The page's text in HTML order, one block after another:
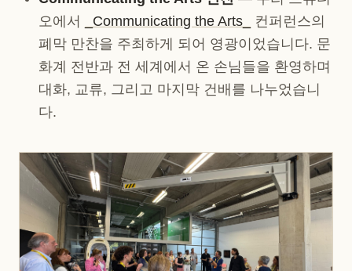
오에서
_Communicating the Arts_
컨퍼런스의
폐막 만찬을 주최하게 되어 영광이었습니다. 문
화계 전반과 전 세계에서 온 손님들을 환영하며
대화, 교류, 그리고 마지막 건배를 나누었습니
다.